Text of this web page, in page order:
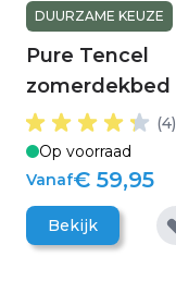
DUURZAME KEUZE
Pure Tencel
zomerdekbed
(4)
Op voorraad
Vanaf€ 59,95
Bekijk